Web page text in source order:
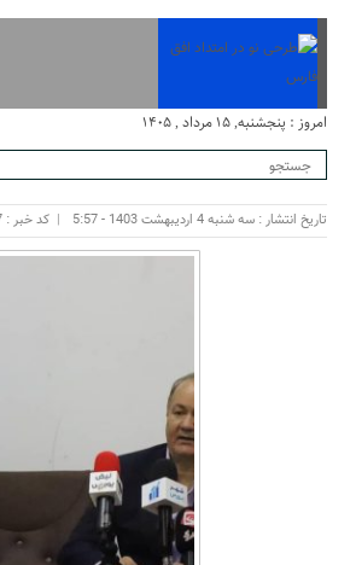
امروز : پنجشنبه, ۱۵ مرداد , ۱۴۰۵
تاریخ انتشار : سه شنبه 4 اردیبهشت 1403 - 5:57
کد خبر : 4447